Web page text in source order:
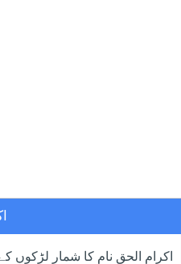
اکرام الحق نام کا شمار لڑکوں